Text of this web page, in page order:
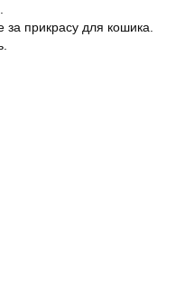
за прикрасу для кошика.